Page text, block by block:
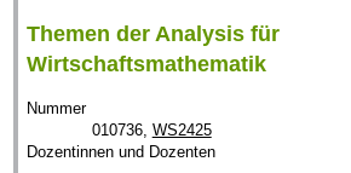
Themen der Analysis für
Wirtschaftsmathematik
Nummer
010736, WS2425
Dozentinnen und Dozenten